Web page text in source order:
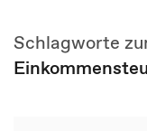
Schlagworte